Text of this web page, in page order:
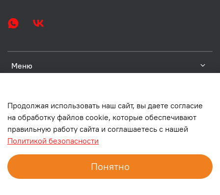
Меню
Юр. информация
Продолжая использовать наш сайт, вы даете согласие
на обработку файлов cookie, которые обеспечивают
правильную работу сайта и соглашаетесь с нашей
Политикой безопасности
Понятно